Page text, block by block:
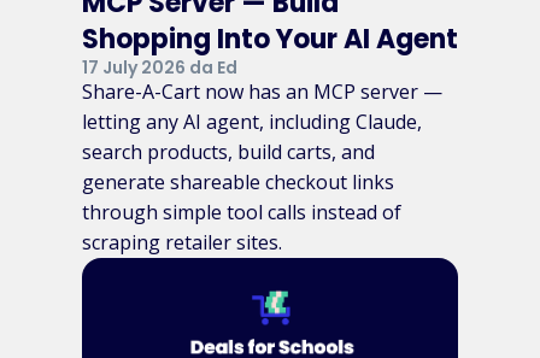
Shopping Into Your AI Agent
17 July 2026 da Ed
Share-A-Cart now has an MCP server —
letting any AI agent, including Claude,
search products, build carts, and
generate shareable checkout links
through simple tool calls instead of
scraping retailer sites.